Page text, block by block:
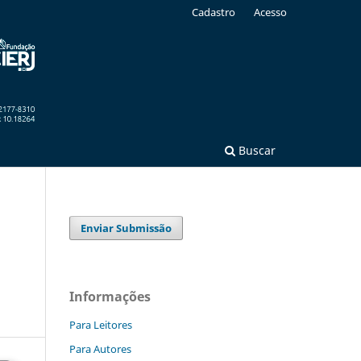
Buscar
Cadastro Acesso
Enviar Submissão
Informações
Para Leitores
Para Autores